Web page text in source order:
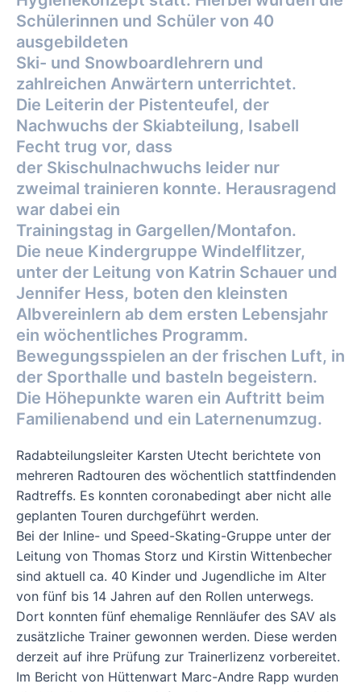
Schülerinnen und Schüler von 40
ausgebildeten
Ski- und Snowboardlehrern und
zahlreichen Anwärtern unterrichtet.
Die Leiterin der Pistenteufel, der
Nachwuchs der Skiabteilung, Isabell
Fecht trug vor, dass
der Skischulnachwuchs leider nur
zweimal trainieren konnte. Herausragend
war dabei ein
Trainingstag in Gargellen/Montafon.
Die neue Kindergruppe Windelflitzer,
unter der Leitung von Katrin Schauer und
Jennifer Hess, boten den kleinsten
Albvereinlern ab dem ersten Lebensjahr
ein wöchentliches Programm.
Bewegungsspielen an der frischen Luft, in
der Sporthalle und basteln begeistern.
Die Höhepunkte waren ein Auftritt beim
Familienabend und ein Laternenumzug.
Radabteilungsleiter Karsten Utecht berichtete von
mehreren Radtouren des wöchentlich stattfindenden
Radtreffs. Es konnten coronabedingt aber nicht alle
geplanten Touren durchgeführt werden.
Bei der Inline- und Speed-Skating-Gruppe unter der
Leitung von Thomas Storz und Kirstin Wittenbecher
sind aktuell ca. 40 Kinder und Jugendliche im Alter
von fünf bis 14 Jahren auf den Rollen unterwegs.
Dort konnten fünf ehemalige Rennläufer des SAV als
zusätzliche Trainer gewonnen werden. Diese werden
derzeit auf ihre Prüfung zur Trainerlizenz vorbereitet.
Im Bericht von Hüttenwart Marc-Andre Rapp wurden